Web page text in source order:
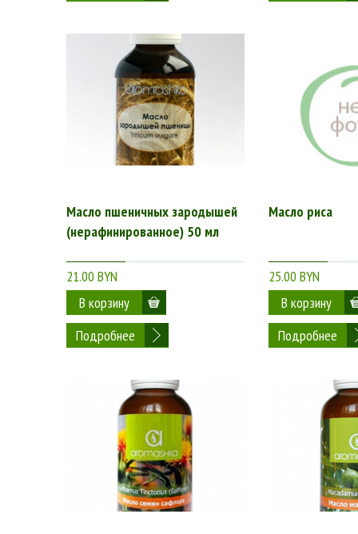
Масло пшеничных зародышей
(нерафинированное) 50 мл
21.00 BYN
Подробнее
Масло риса
25.00 BYN
Подробнее